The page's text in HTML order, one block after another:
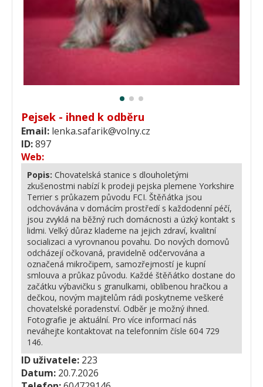
Pejsek - ihned k odběru
Email: lenka.safarik@volny.cz
ID:897
Web:
Popis: Chovatelská stanice s dlouholetými
zkušenostmi nabízí k prodeji pejska plemene Yorkshire
Terrier s průkazem původu FCI. Štěňátka jsou
odchovávána v domácím prostředí s každodenní péčí,
jsou zvyklá na běžný ruch domácnosti a úzký kontakt s
lidmi. Velký důraz klademe na jejich zdraví, kvalitní
socializaci a vyrovnanou povahu. Do nových domovů
odcházejí očkovaná, pravidelně odčervována a
označená mikročipem, samozřejmostí je kupní
smlouva a průkaz původu. Každé štěňátko dostane do
začátku výbavičku s granulkami, oblíbenou hračkou a
dečkou, novým majitelům rádi poskytneme veškeré
chovatelské poradenství. Odběr je možný ihned.
Fotografie je aktuální. Pro více informací nás
neváhejte kontaktovat na telefonním čísle 604 729
146.
ID uživatele: 223
Datum: 20.7.2026